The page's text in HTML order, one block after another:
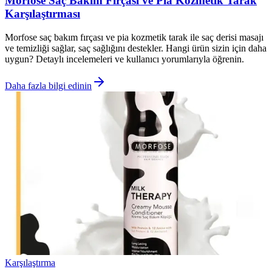
Karşılaştırması
Morfose saç bakım fırçası ve pia kozmetik tarak ile saç derisi masajı
ve temizliği sağlar, saç sağlığını destekler. Hangi ürün sizin için daha
uygun? Detaylı incelemeleri ve kullanıcı yorumlarıyla öğrenin.
Daha fazla bilgi edinin
Karşılaştırma